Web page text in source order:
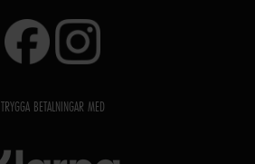
TRYGGA BETALNINGAR MED